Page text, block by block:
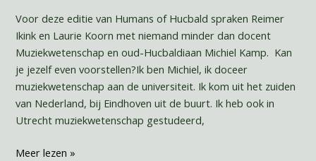
Voor deze editie van Humans of Hucbald spraken Reimer
Ikink en Laurie Koorn met niemand minder dan docent
Muziekwetenschap en oud-Hucbaldiaan Michiel Kamp. Kan
je jezelf even voorstellen?Ik ben Michiel, ik doceer
muziekwetenschap aan de universiteit. Ik kom uit het zuiden
van Nederland, bij Eindhoven uit de buurt. Ik heb ook in
Utrecht muziekwetenschap gestudeerd,
Meer lezen »